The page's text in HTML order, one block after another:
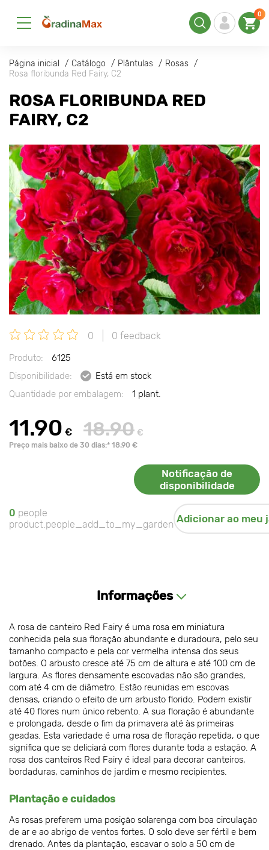
0
Página inicial Catálogo Plântulas
Rosas
Rosa floribunda Red Fairy, C2
ROSA FLORIBUNDA RED
FAIRY, C2
0 0 feedback
Produto:
6125
Disponibilidade:
Está em stock
Quantidade por embalagem:
1 plant.
11.90 € 18.90 €
Preço mais baixo de 30 dias:* 18.90 €
Notificação de
disponibilidade
0 people
product.people_add_to_my_garden Adicionar ao meu
Informações
A rosa de canteiro Red Fairy é uma rosa em miniatura
conhecida pela sua floração abundante e duradoura, pelo seu
tamanho compacto e pela cor vermelha intensa dos seus
botões. O arbusto cresce até 75 cm de altura e até 100 cm de
largura. As flores densamente escovadas não são grandes,
com até 4 cm de diâmetro. Estão reunidas em escovas
densas, criando o efeito de um arbusto florido. Podem existir
até 40 flores num único rebento. A sua floração é abundante
e prolongada, desde o fim da primavera até às primeiras
geadas. Esta variedade é uma rosa de floração repetida, o que
significa que se deliciará com flores durante toda a estação. A
rosa dos canteiros Red Fairy é ideal para decorar canteiros,
bordaduras, caminhos de jardim e mesmo recipientes.
Plantação e cuidados
As rosas preferem uma posição solarenga com boa circulação
de ar e ao abrigo de ventos fortes. O solo deve ser fértil e bem
drenado. Antes da plantação, escavar o solo a 50 cm de